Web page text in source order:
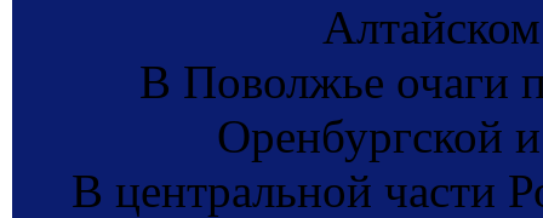
В Поволжье очаги
Оренбургской
В центральной части